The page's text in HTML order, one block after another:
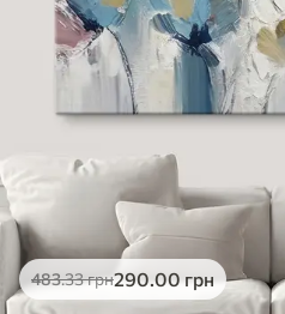
483.33грн290.00грн